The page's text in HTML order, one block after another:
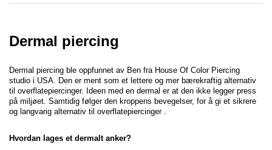
Dermal piercing
Dermal piercing ble oppfunnet av Ben fra House Of Color Piercing
studio i USA. Den er ment som et lettere og mer bærekraftig alternativ
til overflatepiercinger. Ideen med en dermal er at den ikke legger press
på miljøet. Samtidig følger den kroppens bevegelser, for å gi et sikrere
og langvarig alternativ til overflatepiercinger
Hvordan lages et dermalt anker?